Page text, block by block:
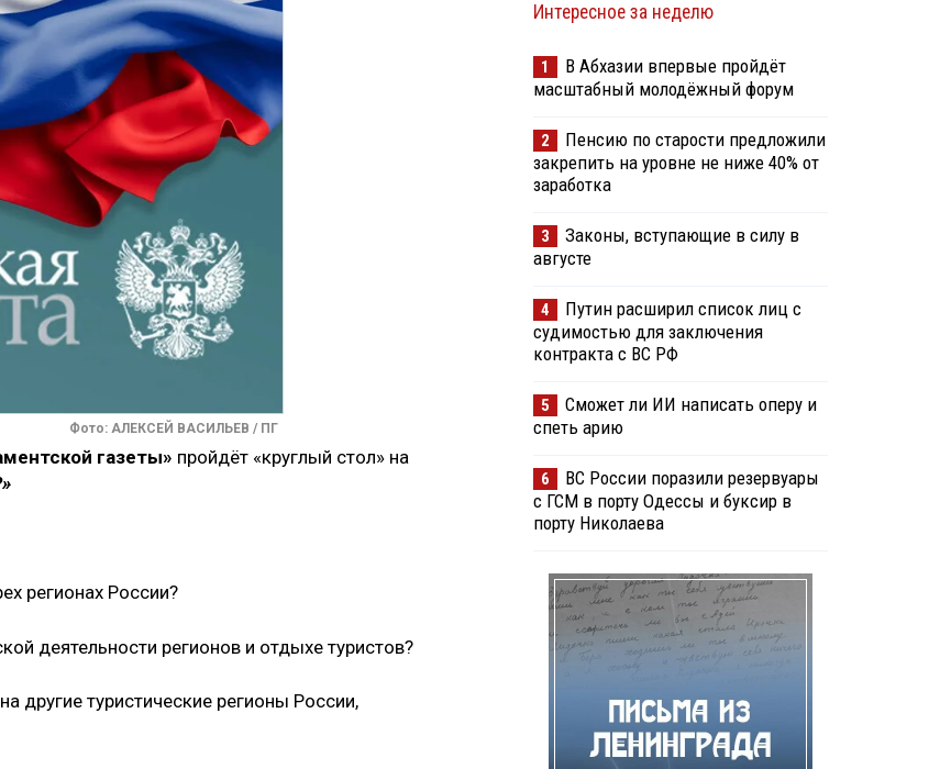
Фото: АЛЕКСЕЙ ВАСИЛЬЕВ / ПГ
газеты» пройдёт «круглый стол» на
регионах России?
деятельности регионов и отдыхе туристов?
другие туристические регионы России,
Интересное за неделю
1
В Абхазии впервые пройдёт
масштабный молодёжный форум
2
Пенсию по старости предложили
закрепить на уровне не ниже 40% от
заработка
3
Законы, вступающие в силу в
августе
4
Путин расширил список лиц с
судимостью для заключения
контракта с ВС РФ
5
Сможет ли ИИ написать оперу и
спеть арию
6
ВС России поразили резервуары
с ГСМ в порту Одессы и буксир в
порту Николаева